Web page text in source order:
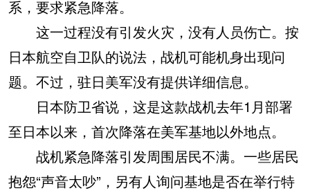
系，要求紧急降落。
这一过程没有引发火灾，没有人员伤亡。按
日本航空自卫队的说法，战机可能机身出现问
题。不过，驻日美军没有提供详细信息。
日本防卫省说，这是这款战机去年1月部署
至日本以来，首次降落在美军基地以外地点。
战机紧急降落引发周围居民不满。一些居民
抱怨“声音太吵”，另有人询问基地是否在举行特